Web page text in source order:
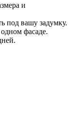
и
под вашу задумку.
фасаде.